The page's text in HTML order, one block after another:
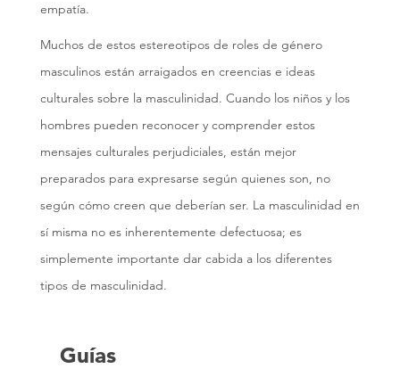
empatía.
Muchos de estos estereotipos de roles de género
masculinos están arraigados en creencias e ideas
culturales sobre la masculinidad. Cuando los niños y los
hombres pueden reconocer y comprender estos
mensajes culturales perjudiciales, están mejor
preparados para expresarse según quienes son, no
según cómo creen que deberían ser. La masculinidad en
sí misma no es inherentemente defectuosa; es
simplemente importante dar cabida a los diferentes
tipos de masculinidad.
Guías